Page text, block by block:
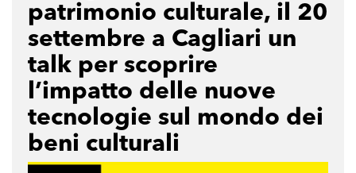
patrimonio culturale, il 20
settembre a Cagliari un
talk per scoprire
l’impatto delle nuove
tecnologie sul mondo dei
beni culturali